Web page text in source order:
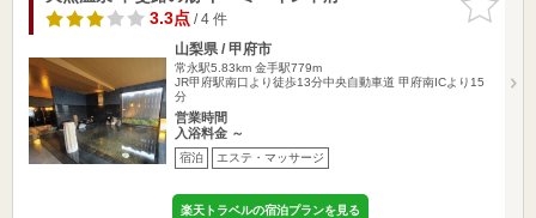
りに追加
3.3点/ 4 件
山梨県 / 甲府市
常永駅5.83km 金手駅779m
JR甲府駅南口より徒歩13分中央自動車道 甲府南ICより15
分
営業時間
入浴料金 ～
宿泊 エステ・マッサージ
楽天トラベルの宿泊プランを見る